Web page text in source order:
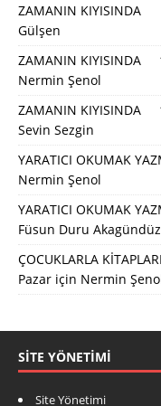
ZAMANIN
Gülşen
ZAMANIN KIYISINDA
Nermin Şenol
ZAMANIN KIYISINDA
Sevin Sezgin
YARATICI OKUMAK
Nermin Şenol
YARATICI OKUMAK
Füsun Duru Akagündüz
ÇOCUKLARLA
Pazar için Nermin
SITE YÖNETIMI
Site Yönetimi